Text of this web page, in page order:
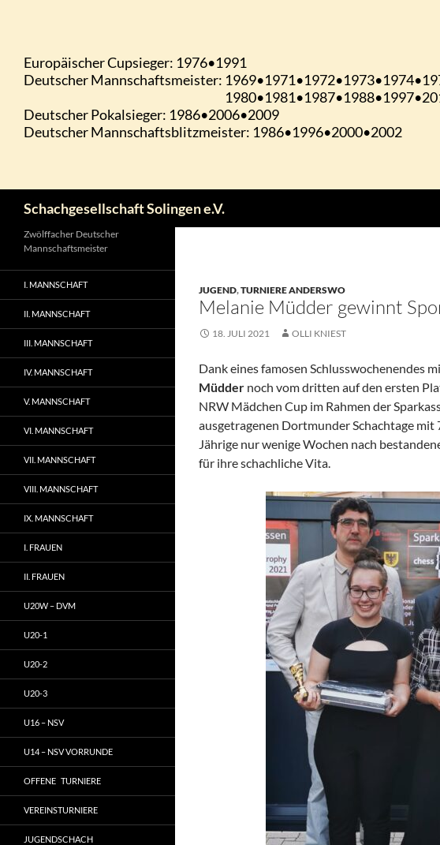
Schachgesellschaft Solingen e.V.
JUGEND,TURNIERE ANDERSWO
Melanie Müdder gewinnt
18. JULI 2021 OLLI KNIEST
Dank eines famosen Schlusswochenendes
Müdder noch vom dritten auf den ersten
NRW Mädchen Cup im Rahmen der
ausgetragenen Dortmunder Schachtage
Jährige nur wenige Wochen nach
für ihre schachliche Vita.
Zwölffacher Deutscher
Mannschaftsmeister
I. MANNSCHAFT
II. MANNSCHAFT
III. MANNSCHAFT
IV. MANNSCHAFT
V. MANNSCHAFT
VI. MANNSCHAFT
VII. MANNSCHAFT
VIII. MANNSCHAFT
IX. MANNSCHAFT
I. FRAUEN
II. FRAUEN
U20W – DVM
U20-1
U20-2
U20-3
U16 – NSV
U14 – NSV VORRUNDE
OFFENE TURNIERE
VEREINSTURNIERE
JUGENDSCHACH